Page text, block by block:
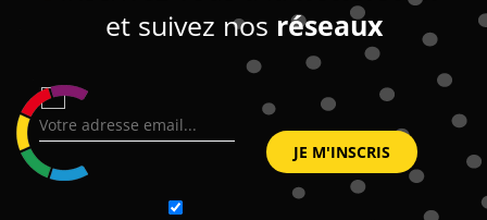
et suivez nos réseaux